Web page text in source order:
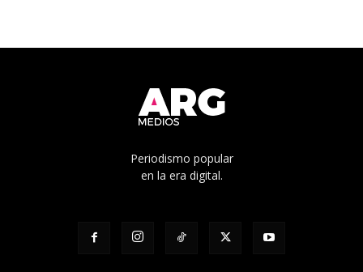
Periodismo popular
en la era digital.